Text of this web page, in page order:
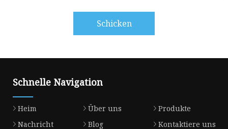
Schicken
Schnelle Navigation
Heim Über uns
Produkte
Nachricht
Blog
Kontaktiere uns